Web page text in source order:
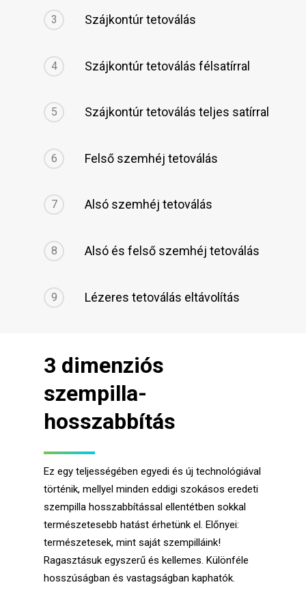
3 Szájkontúr tetoválás
4 Szájkontúr tetoválás félsatírral
5 Szájkontúr tetoválás teljes satírral
6 Felső szemhéj tetoválás
7 Alsó szemhéj tetoválás
8 Alsó és felső szemhéj tetoválás
9 Lézeres tetoválás eltávolítás
3 dimenziós
szempilla-
hosszabbítás
Ez egy teljességében egyedi és új technológiával
történik, mellyel minden eddigi szokásos eredeti
szempilla hosszabbítással ellentétben sokkal
természetesebb hatást érhetünk el. Előnyei:
természetesek, mint saját szempilláink!
Ragasztásuk egyszerű és kellemes. Különféle
hosszúságban és vastagságban kaphatók.